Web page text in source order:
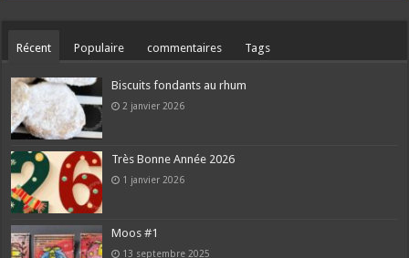
Récent Populaire commentaires Tags
Biscuits fondants au rhum
2 janvier 2026
Très Bonne Année 2026
1 janvier 2026
Moos #1
13 septembre 2025